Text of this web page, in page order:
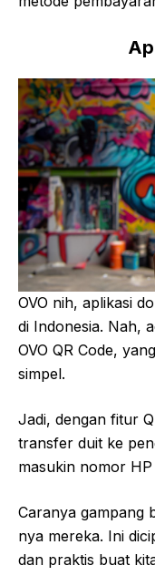
OVO nih, aplikasi
di Indonesia. Nah,
OVO QR Code,
simpel.
Jadi, dengan fitur
transfer duit ke
masukin nomor
Caranya gampang
nya mereka. Ini
dan praktis buat